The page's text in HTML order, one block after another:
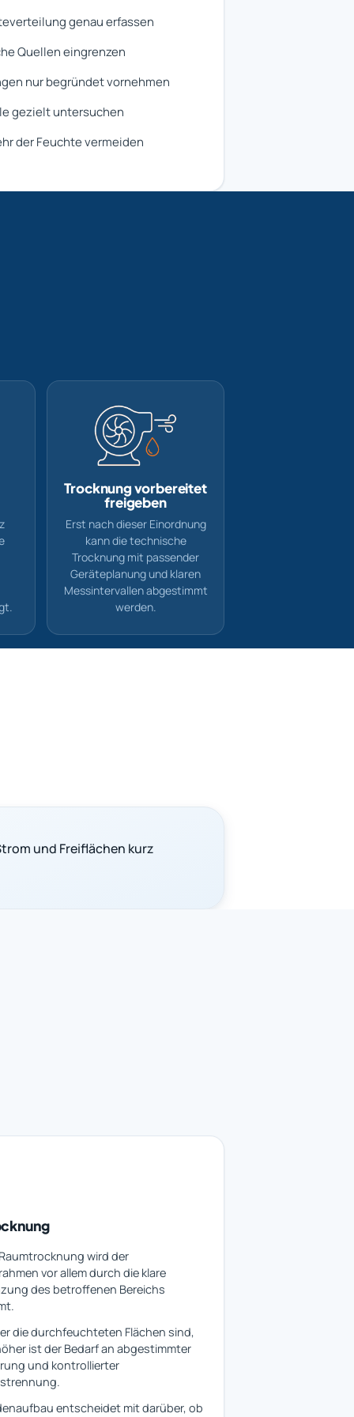
genau erfassen
Quellen eingrenzen
nur begründet vornehmen
gezielt untersuchen
der Feuchte vermeiden
Trocknung vorbereitet
freigeben
Erst nach dieser Einordnung
kann die technische
Trocknung mit passender
Geräteplanung und klaren
Messintervallen abgestimmt
werden.
und Freiflächen kurz
wird der
vor allem durch die klare
des betroffenen Bereichs
die durchfeuchteten Flächen sind,
ist der Bedarf an abgestimmter
und kontrollierter
entscheidet mit darüber, ob